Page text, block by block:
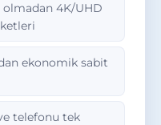
olmadan 4K/UHD
ekonomik sabit
telefonu tek